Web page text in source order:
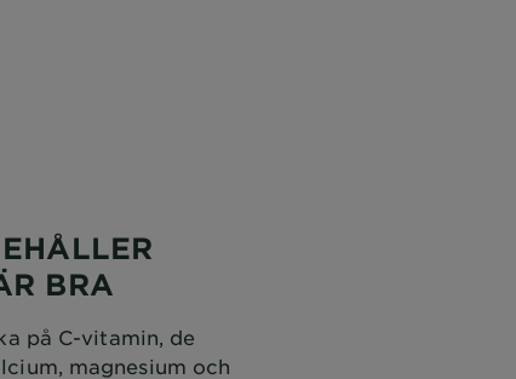
BRA
på C-vitamin, de
magnesium och